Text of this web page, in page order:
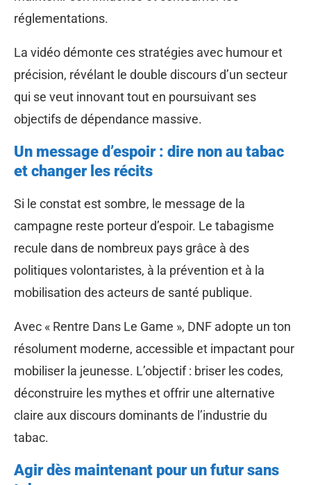
réglementations.
La vidéo démonte ces stratégies avec humour et
précision, révélant le double discours d’un secteur
qui se veut innovant tout en poursuivant ses
objectifs de dépendance massive.
Un message d’espoir : dire non au tabac
et changer les récits
Si le constat est sombre, le message de la
campagne reste porteur d’espoir. Le tabagisme
recule dans de nombreux pays grâce à des
politiques volontaristes, à la prévention et à la
mobilisation des acteurs de santé publique.
Avec « Rentre Dans Le Game », DNF adopte un ton
résolument moderne, accessible et impactant pour
mobiliser la jeunesse. L’objectif : briser les codes,
déconstruire les mythes et offrir une alternative
claire aux discours dominants de l’industrie du
tabac.
Agir dès maintenant pour un futur sans